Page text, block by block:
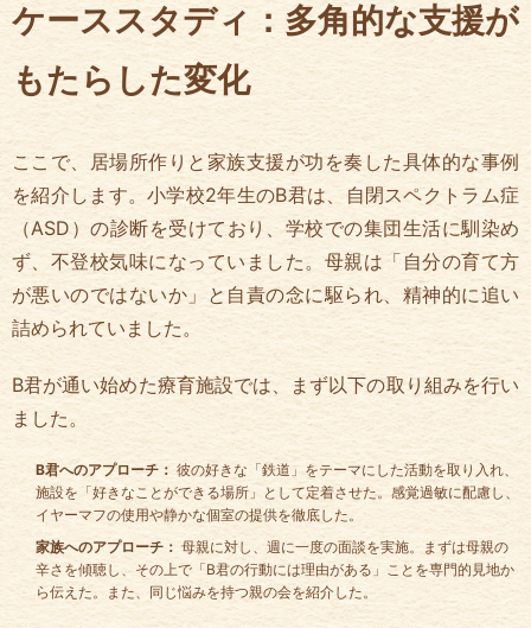
ケーススタディ：多角的な支援が
もたらした変化
ここで、居場所作りと家族支援が功を奏した具体的な事例
を紹介します。小学校2年生のB君は、自閉スペクトラム症
（ASD）の診断を受けており、学校での集団生活に馴染め
ず、不登校気味になっていました。母親は「自分の育て方
が悪いのではないか」と自責の念に駆られ、精神的に追い
詰められていました。
B君が通い始めた療育施設では、まず以下の取り組みを行い
ました。
B君へのアプローチ： 彼の好きな「鉄道」をテーマにした活動を取り入れ、
施設を「好きなことができる場所」として定着させた。感覚過敏に配慮し、
イヤーマフの使用や静かな個室の提供を徹底した。
家族へのアプローチ： 母親に対し、週に一度の面談を実施。まずは母親の
辛さを傾聴し、その上で「B君の行動には理由がある」ことを専門的見地か
ら伝えた。また、同じ悩みを持つ親の会を紹介した。